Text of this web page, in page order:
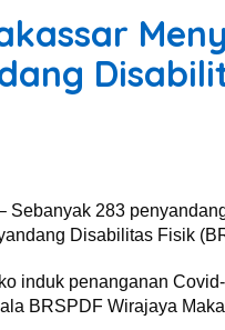
Sebanyak 283
Disabilitas Fisik
induk penanganan
BRSPDF Wirajaya